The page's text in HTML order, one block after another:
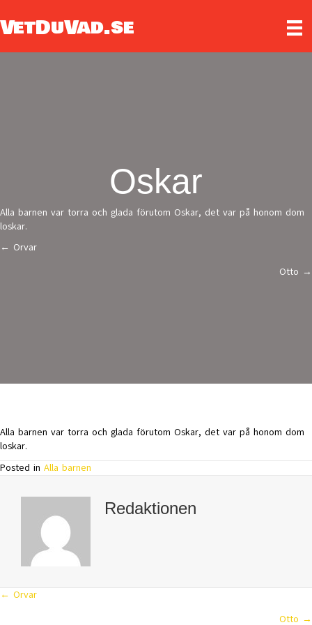
VetDuVad.se
Oskar
Alla barnen var torra och glada förutom Oskar, det var på honom dom
loskar.
Posts
← Orvar
Otto →
Alla barnen var torra och glada förutom Oskar, det var på honom dom
loskar.
Posted in Alla barnen
Redaktionen
Posts
← Orvar
Otto →